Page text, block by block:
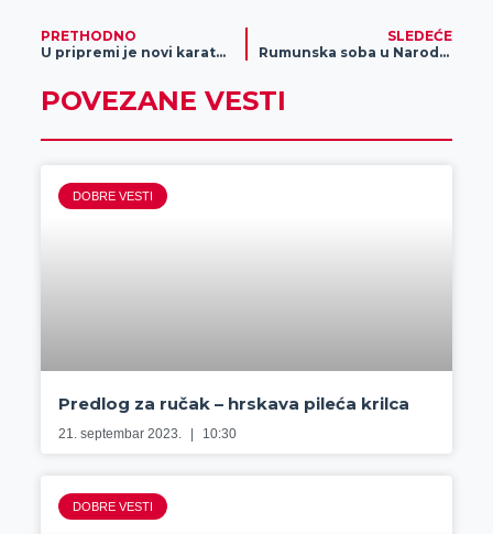
PRETHODNO
U pripremi je novi karate internacionalni seminar
SLEDEĆE
Rumunska soba u Narodnom muzeju Zrenjanin
POVEZANE VESTI
DOBRE VESTI
Predlog za ručak – hrskava pileća krilca
21. septembar 2023. 10:30
DOBRE VESTI